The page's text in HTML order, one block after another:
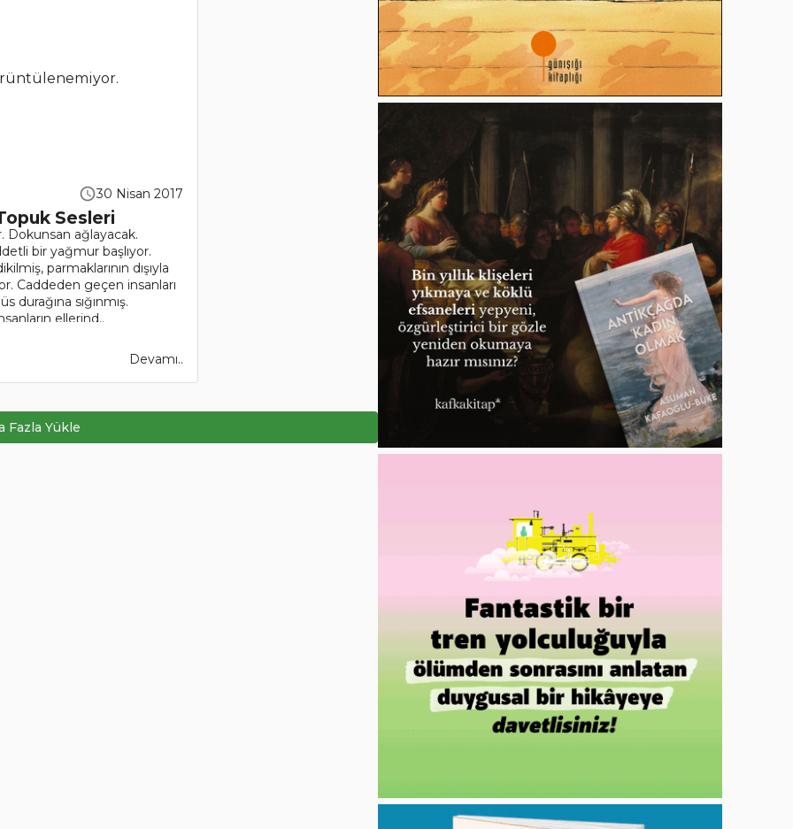
30 Nisan 2017
Sesleri
Dokunsan ağlayacak.
bir yağmur başlıyor.
parmaklarının dışıyla
Caddeden geçen insanları
durağına sığınmış.
ellerind..
Devamı..
Fazla Yükle